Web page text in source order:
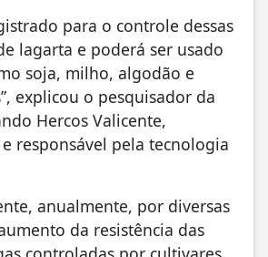
para o controle dessas
lagarta e poderá ser usado
soja, milho, algodão e
explicou o pesquisador da
Hercos Valicente,
responsável pela tecnologia
anualmente, por diversas
da resistência das